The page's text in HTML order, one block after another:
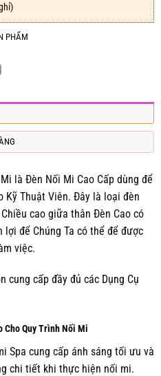
PHẨM
là Đèn Nối Mi Cao Cấp dùng để
Kỹ Thuật Viên. Đây là loại đèn
cao giữa thân Đèn Cao có
để Chúng Ta có thể để được
việc.
cung cấp đầy đủ các Dụng Cụ
Cho Quy Trình Nối Mi
Spa cung cấp ánh sáng tối ưu và
chi tiết khi thực hiện nối mi.